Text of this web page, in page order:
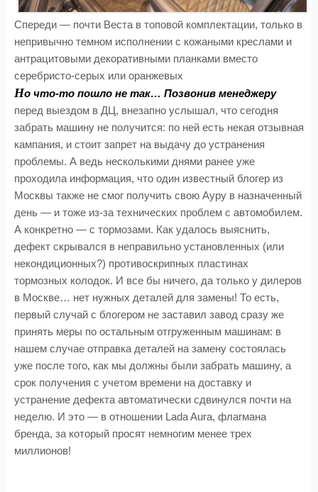
Спереди — почти Веста в топовой комплектации, только в
непривычно темном исполнении с кожаными креслами и
антрацитовыми декоративными планками вместо
серебристо-серых или оранжевых
Но что-то пошло не так… Позвонив менеджеру
перед выездом в ДЦ, внезапно услышал, что сегодня
забрать машину не получится: по ней есть некая отзывная
кампания, и стоит запрет на выдачу до устранения
проблемы. А ведь несколькими днями ранее уже
проходила информация, что один известный блогер из
Москвы также не смог получить свою Ауру в назначенный
день — и тоже из-за технических проблем с автомобилем.
А конкретно — с тормозами. Как удалось выяснить,
дефект скрывался в неправильно установленных (или
некондиционных?) противоскрипных пластинах
тормозных колодок. И все бы ничего, да только у дилеров
в Москве… нет нужных деталей для замены! То есть,
первый случай с блогером не заставил завод сразу же
принять меры по остальным отгруженным машинам: в
нашем случае отправка деталей на замену состоялась
уже после того, как мы должны были забрать машину, а
срок получения с учетом времени на доставку и
устранение дефекта автоматически сдвинулся почти на
неделю. И это — в отношении Lada Aura, флагмана
бренда, за который просят немногим менее трех
миллионов!